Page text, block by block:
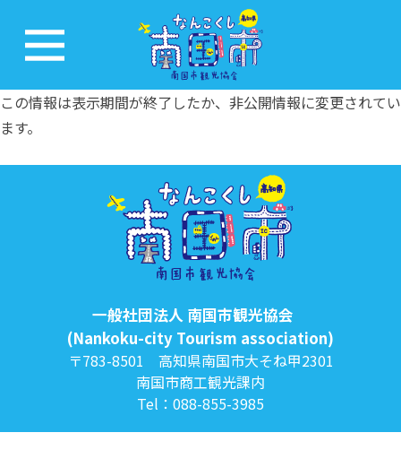
この情報は表示期間が終了したか、非公開情報に変更されてい
ます。
一般社団法人 南国市観光協会
(Nankoku-city Tourism association)
〒783-8501 高知県南国市大そね甲2301
南国市商工観光課内
Tel：088-855-3985